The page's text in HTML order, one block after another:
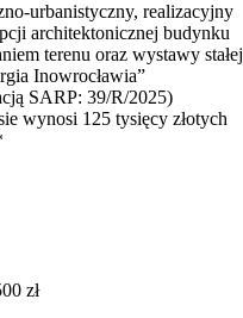
urbanistyczny, realizacyjny
architektonicznej budynku
terenu oraz wystawy stałej
Inowrocławia”
SARP: 39/R/2025)
wynosi 125 tysięcy złotych
zł